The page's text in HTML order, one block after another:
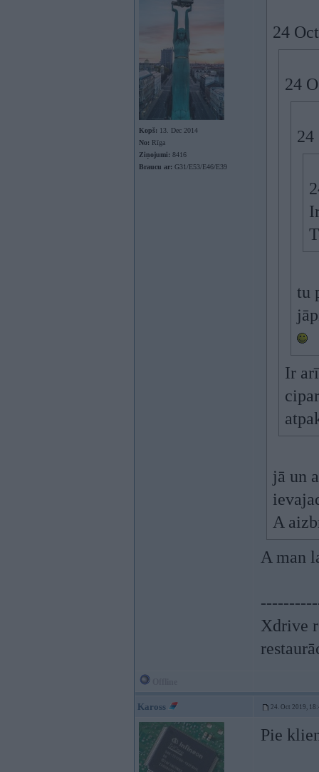
Kopš: 13. Dec 2014
No: Rīga
Ziņojumi: 8416
Braucu ar: G31/E53/E46/E39
24
24
24
tu
Ir
jā un
A
A man
Xdrive
Kaross 24. Oct 2019,
Pie